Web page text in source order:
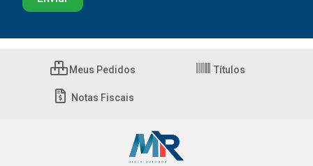
Meus Pedidos Títulos
Notas Fiscais